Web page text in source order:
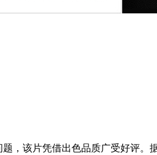
，该片凭借出色品质广受好评。